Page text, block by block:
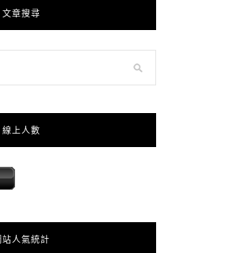
文章搜尋
線上人數
站人氣統計